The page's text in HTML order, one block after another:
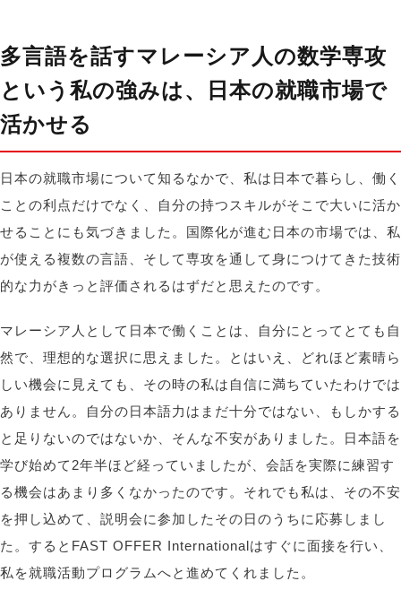
多言語を話すマレーシア人の数学専攻
という私の強みは、日本の就職市場で
活かせる
日本の就職市場について知るなかで、私は日本で暮らし、働く
ことの利点だけでなく、自分の持つスキルがそこで大いに活か
せることにも気づきました。国際化が進む日本の市場では、私
が使える複数の言語、そして専攻を通して身につけてきた技術
的な力がきっと評価されるはずだと思えたのです。
マレーシア人として日本で働くことは、自分にとってとても自
然で、理想的な選択に思えました。とはいえ、どれほど素晴ら
しい機会に見えても、その時の私は自信に満ちていたわけでは
ありません。自分の日本語力はまだ十分ではない、もしかする
と足りないのではないか、そんな不安がありました。日本語を
学び始めて2年半ほど経っていましたが、会話を実際に練習す
る機会はあまり多くなかったのです。それでも私は、その不安
を押し込めて、説明会に参加したその日のうちに応募しまし
た。するとFAST OFFER Internationalはすぐに面接を行い、
私を就職活動プログラムへと進めてくれました 。